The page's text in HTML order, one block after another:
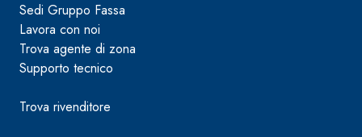
Sedi Gruppo Fassa
Lavora con noi
Trova agente di zona
Supporto tecnico
Trova rivenditore